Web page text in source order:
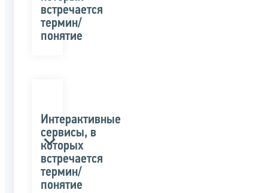
встречается
термин/
понятие
Интерактивные
сервисы, в
которых
встречается
термин/
понятие